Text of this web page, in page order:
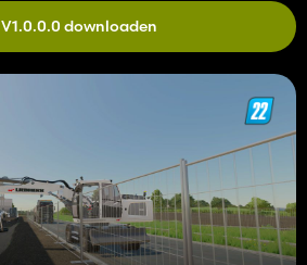
V1.0.0.0 downloaden